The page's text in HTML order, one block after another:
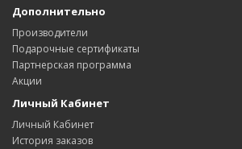
Дополнительно
Производители
Подарочные сертификаты
Партнерская программа
Акции
Личный Кабинет
Личный Кабинет
История заказов